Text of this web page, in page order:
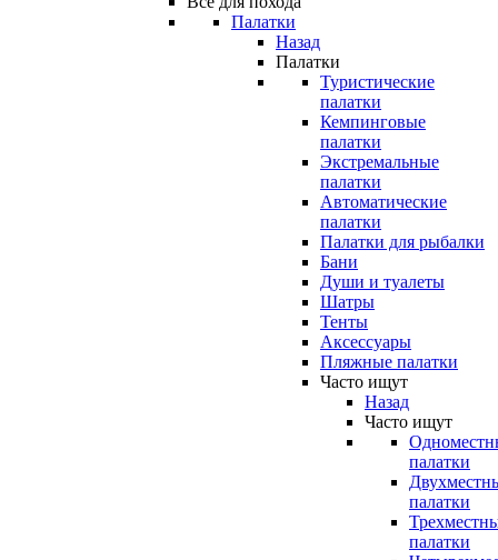
Палатки
Назад
Палатки
Туристические
палатки
Кемпинговые
палатки
Экстремальные
палатки
Автоматические
палатки
Палатки для рыбалки
Бани
Души и туалеты
Шатры
Тенты
Аксессуары
Пляжные палатки
Часто ищут
Назад
Часто ищут
палатки
палатки
палатки